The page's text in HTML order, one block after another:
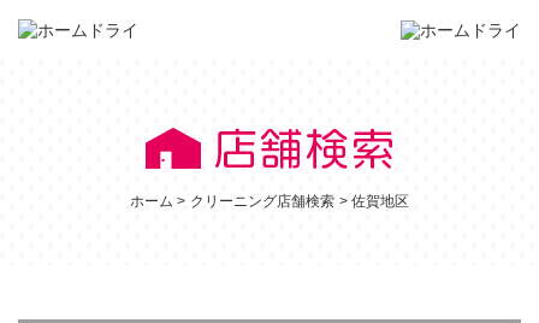
ホーム クリーニング店舗検索 佐賀地区